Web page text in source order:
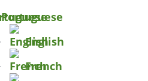
Portuguese
English
French